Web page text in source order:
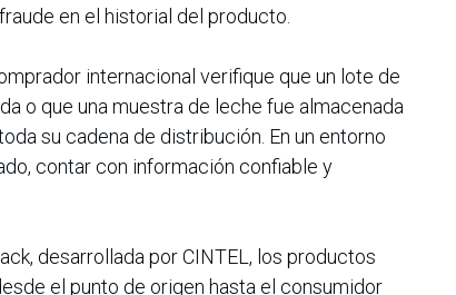
en el historial del producto.
internacional verifique que un lote de
o que una muestra de leche fue almacenada
su cadena de distribución. En un entorno
contar con información confiable y
desarrollada por CINTEL, los productos
el punto de origen hasta el consumidor